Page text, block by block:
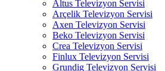
Altus Televizyon Servisi
Arçelik Televizyon Servisi
Axen Televizyon Servisi
Beko Televizyon Servisi
Crea Televizyon Servisi
Finlux Televizyon Servisi
Grundig Televizyon Servisi